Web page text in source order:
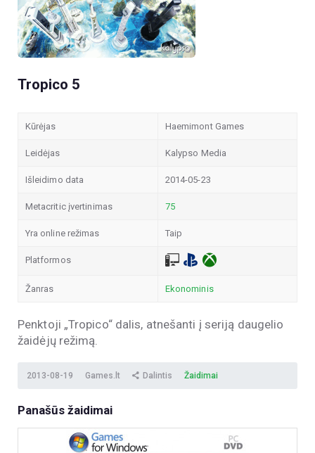
Tropico 5
Kūrėjas Haemimont Games
Leidėjas Kalypso Media
Išleidimo data 2014-05-23
Metacritic įvertinimas 75
Yra online režimas Taip
Platformos
Žanras Ekonominis
Penktoji „Tropico“ dalis, atnešanti į seriją daugelio
žaidėjų režimą.
2013-08-19 Games.lt Dalintis Žaidimai
Panašūs žaidimai